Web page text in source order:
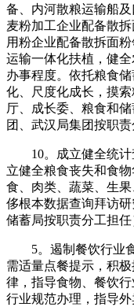
备、内河散粮运输船
麦粉加工企业配备散
用粉企业配备散拆面
运输一体化扶植，健
办事程度。依托粮食
化、尺度化成长，摸
厅、成长委、粮食和
团、武汉局集团按职责
10。成立健全统计
立健全粮食丧失和食
食、肉类、蔬菜、生
侈根本数据查询拜访
储蓄局按职责分工担任
5。遏制餐饮行业食
需适量点餐提示，积
律，指导食物、餐饮
行业规范办理，指导